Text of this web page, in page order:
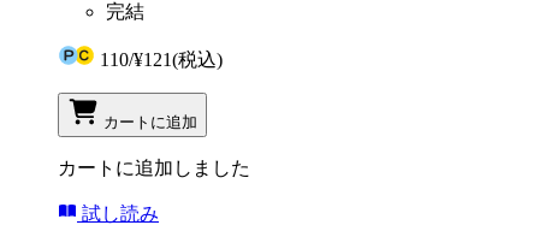
完結
110/¥121(税込)
カートに追加
カートに追加しました
試し読み